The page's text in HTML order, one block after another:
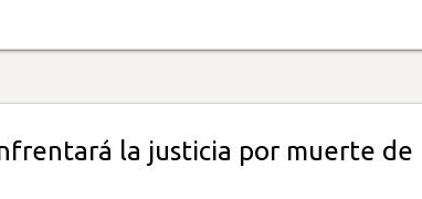
la justicia por muerte de